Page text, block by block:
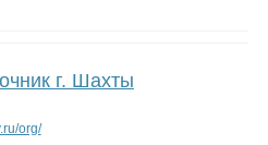
г. Шахты
org/